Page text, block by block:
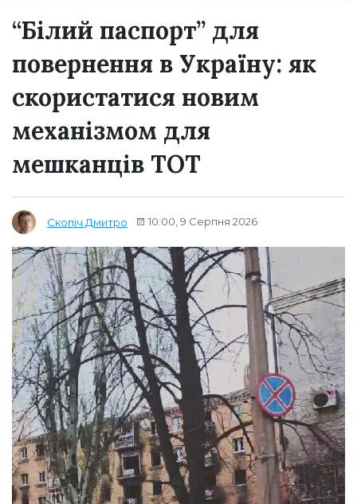
“Білий паспорт” для
повернення в Україну: як
скористатися новим
механізмом для
мешканців ТОТ
Скопіч Дмитро 10:00, 9 Серпня 2026